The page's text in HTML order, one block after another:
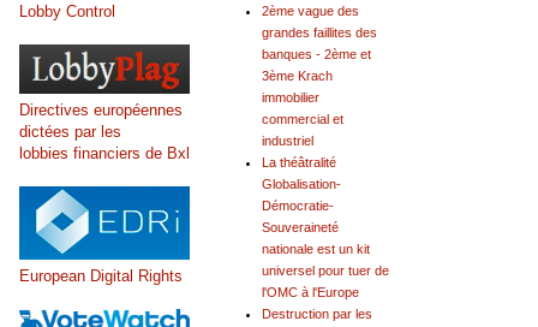
2ème vague des
grandes faillites des
banques - 2ème et
3ème Krach
immobilier
commercial et
industriel
La théâtralité
Globalisation-
Démocratie-
Souveraineté
nationale est un kit
universel pour tuer de
l'OMC à l'Europe
Destruction par les
Lobby Control
Directives européennes
dictées par les
lobbies financiers de Bxl
European Digital Rights